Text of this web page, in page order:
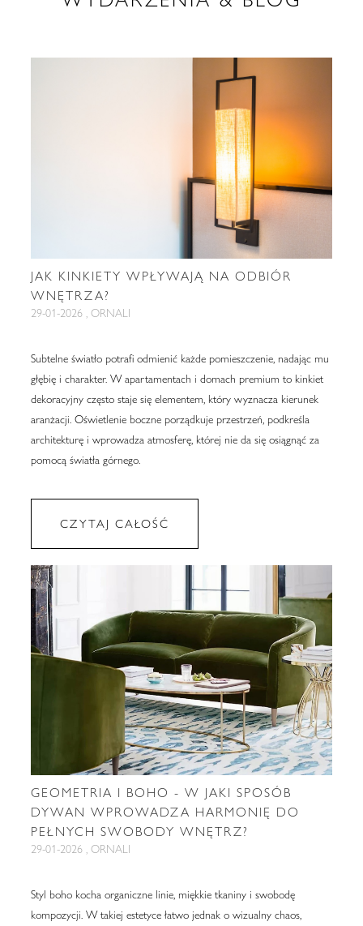
JAK KINKIETY WPŁYWAJĄ NA ODBIÓR
WNĘTRZA?
29-01-2026 , ORNALI
Subtelne światło potrafi odmienić każde pomieszczenie, nadając mu
głębię i charakter. W apartamentach i domach premium to kinkiet
dekoracyjny często staje się elementem, który wyznacza kierunek
aranżacji. Oświetlenie boczne porządkuje przestrzeń, podkreśla
architekturę i wprowadza atmosferę, której nie da się osiągnąć za
pomocą światła górnego.
CZYTAJ CAŁOŚĆ
GEOMETRIA I BOHO - W JAKI SPOSÓB
DYWAN WPROWADZA HARMONIĘ DO
PEŁNYCH SWOBODY WNĘTRZ?
29-01-2026 , ORNALI
Styl boho kocha organiczne linie, miękkie tkaniny i swobodę
kompozycji. W takiej estetyce łatwo jednak o wizualny chaos,